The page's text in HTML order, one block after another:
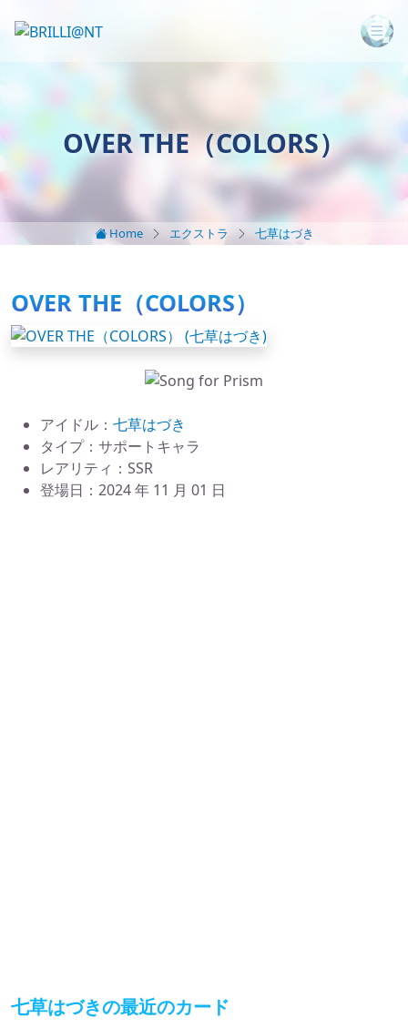
OVER THE（COLORS）
Home エクストラ 七草はづき
OVER THE（COLORS）
アイドル： 七草はづき
タイプ：サポートキャラ
レアリティ：SSR
登場日：2024 年 11 月 01 日
七草はづきの最近のカード